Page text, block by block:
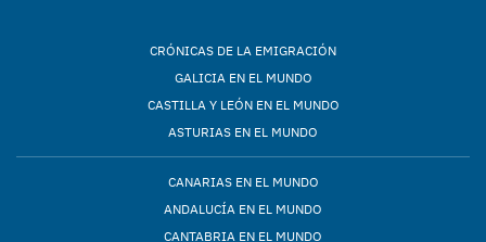
CRÓNICAS DE LA EMIGRACIÓN
GALICIA EN EL MUNDO
CASTILLA Y LEÓN EN EL MUNDO
ASTURIAS EN EL MUNDO
CANARIAS EN EL MUNDO
ANDALUCÍA EN EL MUNDO
CANTABRIA EN EL MUNDO